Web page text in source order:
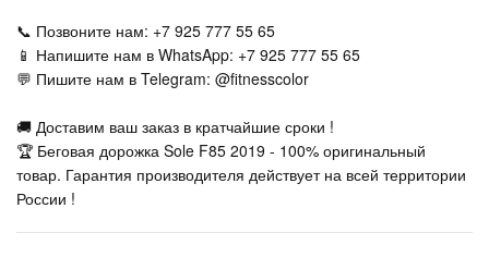
📞 Позвоните нам: +7 925 777 55 65
📱 Напишите нам в WhatsApp: +7 925 777 55 65
💬 Пишите нам в Telegram: @fitnesscolor
🚚 Доставим ваш заказ в кратчайшие сроки !
🏆 Беговая дорожка Sole F85 2019 - 100% оригинальный
товар. Гарантия производителя действует на всей территории
России !